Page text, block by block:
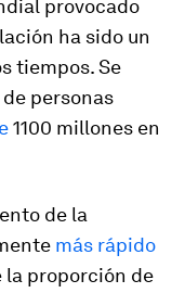
provocado
ha sido un
tiempos. Se
personas
1100 millones en
de la
más rápido
la proporción de